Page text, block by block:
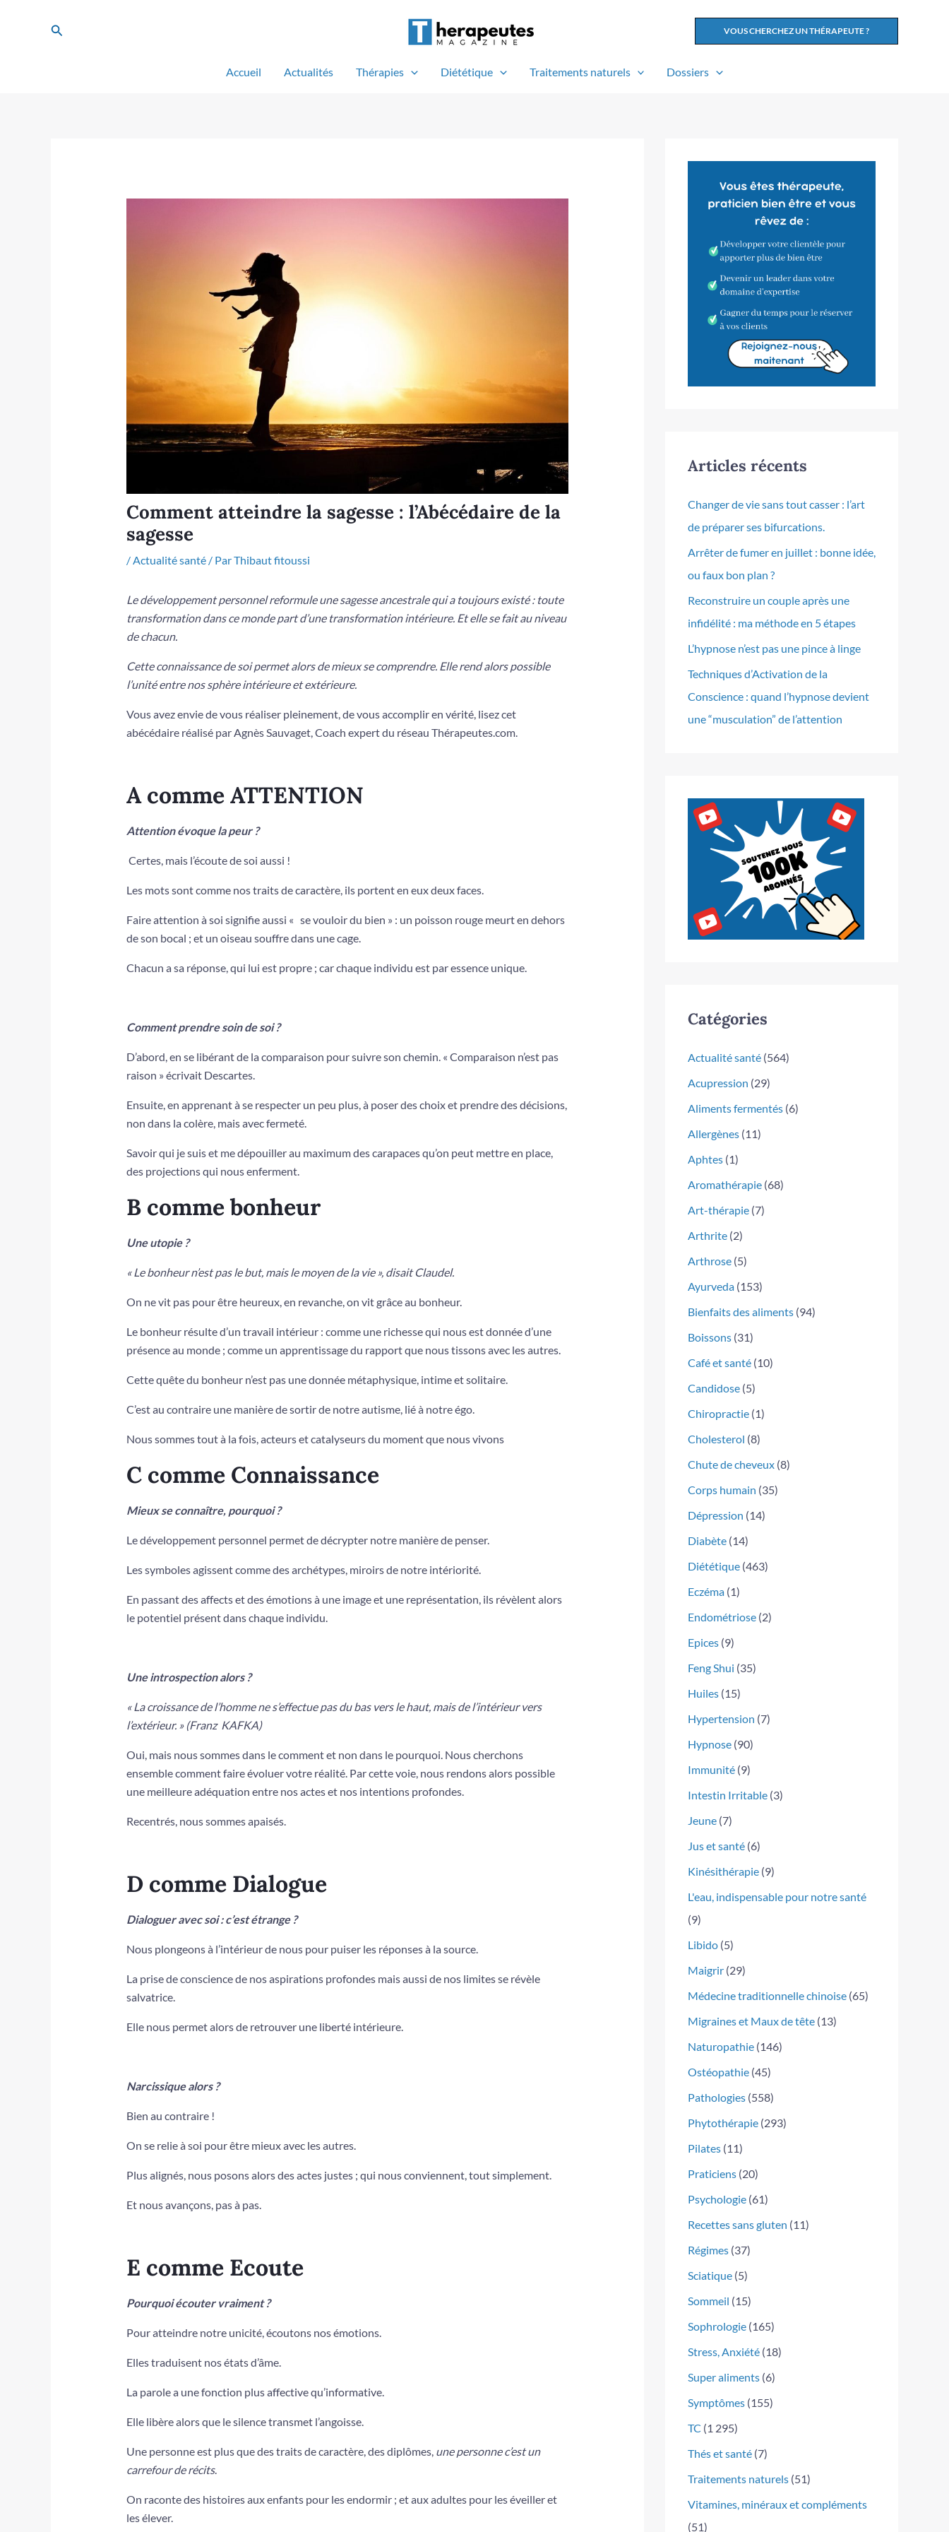
Rechercher VOUS CHERCHEZ UN THÉRAPEUTE ?
Accueil Actualités Thérapies Diététique Traitements naturels Dossiers
Comment atteindre la sagesse : l’Abécédaire de la
sagesse
/ Actualité santé/ ParThibaut fitoussi
Le développement personnel reformule une sagesse ancestrale qui a toujours existé : toute
transformation dans ce monde part d’une transformation intérieure. Et elle se fait au niveau
de chacun.
Cette connaissance de soi permet alors de mieux se comprendre. Elle rend alors possible
l’unité entre nos sphère intérieure et extérieure.
Vous avez envie de vous réaliser pleinement, de vous accomplir en vérité, lisez cet
abécédaire réalisé par Agnès Sauvaget, Coach expert du réseau Thérapeutes.com.
A comme ATTENTION
Attention évoque la peur ?
Certes, mais l’écoute de soi aussi !
Les mots sont comme nos traits de caractère, ils portent en eux deux faces.
Faire attention à soi signifie aussi « se vouloir du bien » : un poisson rouge meurt en dehors
de son bocal ; et un oiseau souffre dans une cage.
Chacun a sa réponse, qui lui est propre ; car chaque individu est par essence unique.
Comment prendre soin de soi ?
D’abord, en se libérant de la comparaison pour suivre son chemin. « Comparaison n’est pas
raison » écrivait Descartes.
Ensuite, en apprenant à se respecter un peu plus, à poser des choix et prendre des décisions,
non dans la colère, mais avec fermeté.
Savoir qui je suis et me dépouiller au maximum des carapaces qu’on peut mettre en place,
des projections qui nous enferment.
B comme bonheur
Une utopie ?
« Le bonheur n’est pas le but, mais le moyen de la vie », disait Claudel.
On ne vit pas pour être heureux, en revanche, on vit grâce au bonheur.
Le bonheur résulte d’un travail intérieur : comme une richesse qui nous est donnée d’une
présence au monde ; comme un apprentissage du rapport que nous tissons avec les autres.
Cette quête du bonheur n’est pas une donnée métaphysique, intime et solitaire.
C’est au contraire une manière de sortir de notre autisme, lié à notre égo.
Nous sommes tout à la fois, acteurs et catalyseurs du moment que nous vivons
C comme Connaissance
Mieux se connaître, pourquoi ?
Le développement personnel permet de décrypter notre manière de penser.
Les symboles agissent comme des archétypes, miroirs de notre intériorité.
En passant des affects et des émotions à une image et une représentation, ils révèlent alors
le potentiel présent dans chaque individu.
Une introspection alors ?
« La croissance de l’homme ne s’effectue pas du bas vers le haut, mais de l’intérieur vers
l’extérieur. » (Franz KAFKA)
Oui, mais nous sommes dans le comment et non dans le pourquoi. Nous cherchons
ensemble comment faire évoluer votre réalité. Par cette voie, nous rendons alors possible
une meilleure adéquation entre nos actes et nos intentions profondes.
Recentrés, nous sommes apaisés.
D comme Dialogue
Dialoguer avec soi : c’est étrange ?
Nous plongeons à l’intérieur de nous pour puiser les réponses à la source.
La prise de conscience de nos aspirations profondes mais aussi de nos limites se révèle
salvatrice.
Elle nous permet alors de retrouver une liberté intérieure.
Narcissique alors ?
Bien au contraire !
On se relie à soi pour être mieux avec les autres.
Plus alignés, nous posons alors des actes justes ; qui nous conviennent, tout simplement.
Et nous avançons, pas à pas.
E comme Ecoute
Pourquoi écouter vraiment ?
Pour atteindre notre unicité, écoutons nos émotions.
Elles traduisent nos états d’âme.
La parole a une fonction plus affective qu’informative.
Elle libère alors que le silence transmet l’angoisse.
Une personne est plus que des traits de caractère, des diplômes, une personne c’est un
carrefour de récits.
On raconte des histoires aux enfants pour les endormir ; et aux adultes pour les éveiller et
les élever.
Articles récents
Changer de vie sans tout casser : l’art
de préparer ses bifurcations.
Arrêter de fumer en juillet : bonne idée,
ou faux bon plan ?
Reconstruire un couple après une
infidélité : ma méthode en 5 étapes
L’hypnose n’est pas une pince à linge
Techniques d’Activation de la
Conscience : quand l’hypnose devient
une “musculation” de l’attention
Catégories
Actualité santé (564)
Acupression (29)
Aliments fermentés (6)
Allergènes (11)
Aphtes (1)
Aromathérapie (68)
Art-thérapie (7)
Arthrite (2)
Arthrose (5)
Ayurveda (153)
Bienfaits des aliments (94)
Boissons (31)
Café et santé (10)
Candidose (5)
Chiropractie (1)
Cholesterol (8)
Chute de cheveux (8)
Corps humain (35)
Dépression (14)
Diabète (14)
Diététique (463)
Eczéma (1)
Endométriose (2)
Epices (9)
Feng Shui (35)
Huiles (15)
Hypertension (7)
Hypnose (90)
Immunité (9)
Intestin Irritable (3)
Jeune (7)
Jus et santé (6)
Kinésithérapie (9)
L'eau, indispensable pour notre santé
(9)
Libido (5)
Maigrir (29)
Médecine traditionnelle chinoise (65)
Migraines et Maux de tête (13)
Naturopathie (146)
Ostéopathie (45)
Pathologies (558)
Phytothérapie (293)
Pilates (11)
Praticiens (20)
Psychologie (61)
Recettes sans gluten (11)
Régimes (37)
Sciatique (5)
Sommeil (15)
Sophrologie (165)
Stress, Anxiété (18)
Super aliments (6)
Symptômes (155)
TC (1 295)
Thés et santé (7)
Traitements naturels (51)
Vitamines, minéraux et compléments
(51)